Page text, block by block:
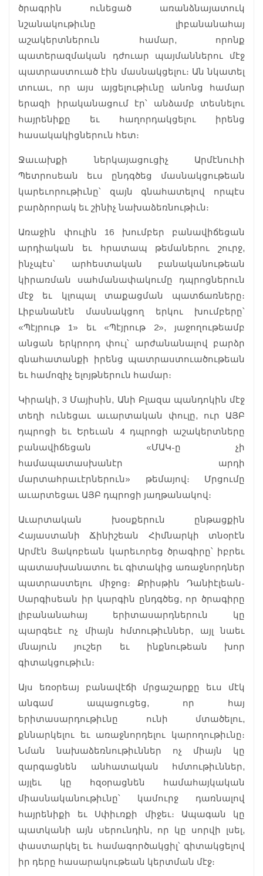
ծրագրին ունեցած առանձնայատուկ
նշանակութիւնը լիբանանահայ
աշակերտներուն համար, որոնք
պատերազմական դժուար պայմաններու մէջ
պատրաստուած էին մասնակցելու։ Ան նկատել
տուաւ, որ այս այցելութիւնը անոնց համար
երազի իրականացում էր՝ անձամբ տեսնելու
հայրենիքը եւ հաղորդակցելու իրենց
հասակակիցներուն հետ։
Ջաւախքի ներկայացուցիչ Արմէնուհի
Պետրոսեան եւս ընդգծեց մասնակցութեան
կարեւորութիւնը՝ զայն գնահատելով որպէս
բարձրորակ եւ շինիչ նախաձեռնութիւն։
Առաջին փուլին 16 խումբեր բանավիճեցան
արդիական եւ հրատապ թեմաներու շուրջ,
ինչպէս՝ արհեստական բանականութեան
կիրառման սահմանափակումը դպրոցներուն
մէջ եւ կլոպալ տաքացման պատճառները։
Լիբանանէն մասնակցող երկու խումբերը՝
«Պէյրութ 1» եւ «Պէյրութ 2», յաջողութեամբ
անցան երկրորդ փուլ՝ արժանանալով բարձր
գնահատանքի իրենց պատրաստուածութեան
եւ համոզիչ ելոյթներուն համար։
Կիրակի, 3 Մայիսին, Անի Բլազա պանդոկին մէջ
տեղի ունեցաւ աւարտական փուլը, ուր ԱՅԲ
դպրոցի եւ Երեւան 4 դպրոցի աշակերտները
բանավիճեցան «ՄԱԿ-ը չի
համապատասխանէր արդի
մարտահրաւէրներուն» թեմայով։ Մրցումը
աւարտեցաւ ԱՅԲ դպրոցի յաղթանակով։
Աւարտական խօսքերուն ընթացքին
Հայաստանի Ճինիշեան Հիմնարկի տնօրէն
Արմէն Յակոբեան կարեւորեց ծրագիրը՝ իբրեւ
պատասխանատու եւ գիտակից առաջնորդներ
պատրաստելու միջոց։ Քրիսթին Դանիէլեան-
Սարգիսեան իր կարգին ընդգծեց, որ ծրագիրը
լիբանանահայ երիտասարդներուն կը
պարգեւէ ոչ միայն հմտութիւններ, այլ նաեւ
մնայուն յուշեր եւ ինքնութեան խոր
գիտակցութիւն։
Այս եռօրեայ բանավէճի մրցաշարքը եւս մէկ
անգամ ապացուցեց, որ հայ
երիտասարդութիւնը ունի մտածելու,
քննարկելու եւ առաջնորդելու կարողութիւնը։
Նման նախաձեռնութիւններ ոչ միայն կը
զարգացնեն անհատական հմտութիւններ,
այլեւ կը հզօրացնեն համահայկական
միասնականութիւնը՝ կամուրջ դառնալով
հայրենիքի եւ Սփիւռքի միջեւ։ Ապագան կը
պատկանի այն սերունդին, որ կը սորվի լսել,
փաստարկել եւ համագործակցիլ՝ գիտակցելով
իր դերը հասարակութեան կերտման մէջ։